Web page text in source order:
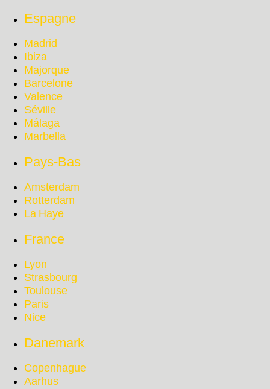
Espagne
Madrid
Ibiza
Majorque
Barcelone
Valence
Séville
Málaga
Marbella
Pays-Bas
Amsterdam
Rotterdam
La Haye
France
Lyon
Strasbourg
Toulouse
Paris
Nice
Danemark
Copenhague
Aarhus